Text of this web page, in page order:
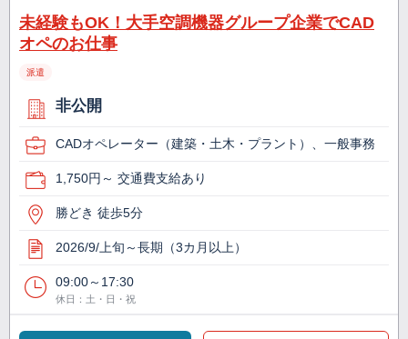
未経験もOK！大手空調機器グループ企業でCAD
オペのお仕事
派遣
非公開
CADオペレーター（建築・土木・プラント）、一般事務
1,750円～ 交通費支給あり
勝どき 徒歩5分
2026/9/上旬～長期（3カ月以上）
09:00～17:30
休日：土・日・祝